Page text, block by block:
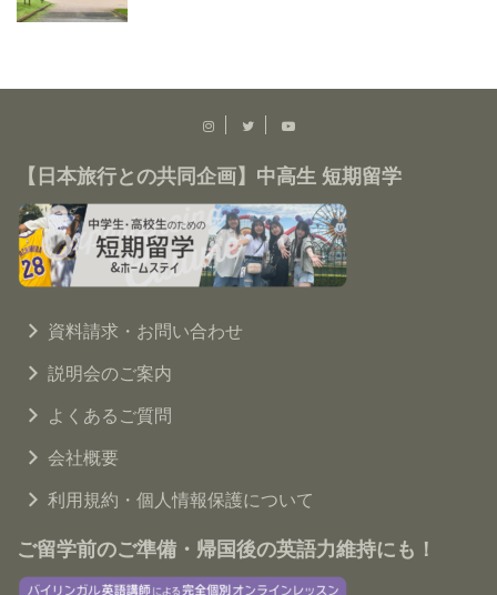
【日本旅行との共同企画】中高生 短期留学
資料請求・お問い合わせ
説明会のご案内
よくあるご質問
会社概要
利用規約・個人情報保護について
ご留学前のご準備・帰国後の英語力維持にも！